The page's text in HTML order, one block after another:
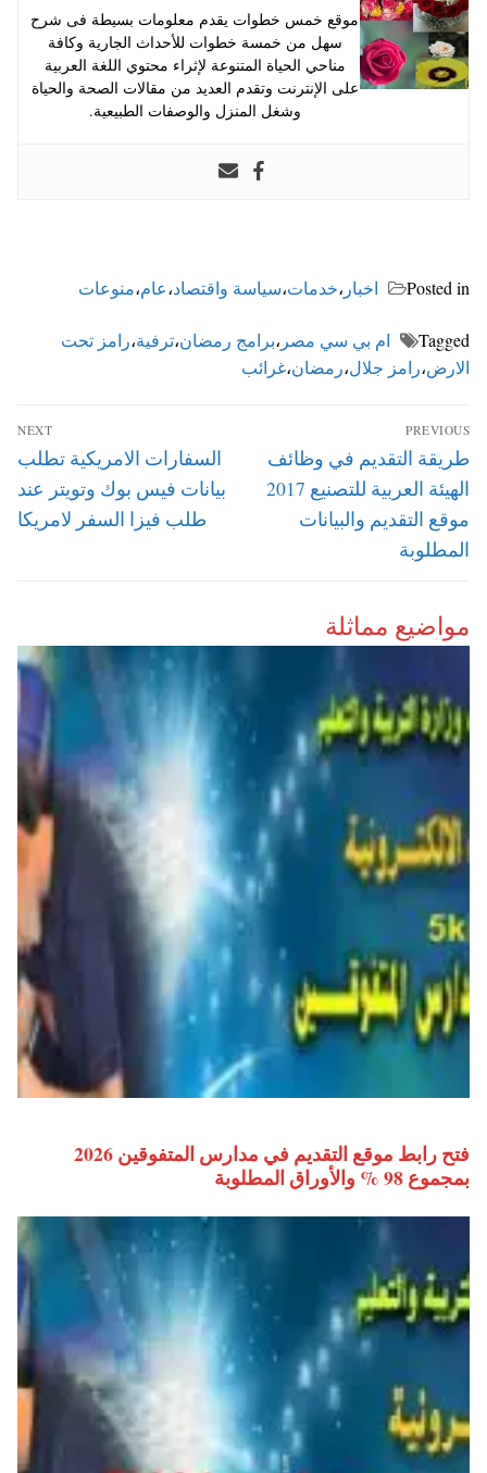
موقع خمس خطوات يقدم معلومات بسيطة فى شرح
سهل من خمسة خطوات للأحداث الجارية وكافة
مناحي الحياة المتنوعة لإثراء محتوي اللغة العربية
على الإنترنت وتقدم العديد من مقالات الصحة والحياة
وشغل المنزل والوصفات الطبيعية.
Posted in اخبار ،خدمات،سياسة واقتصاد،عام،منوعات
Tagged ام بي سي مصر ،برامج رمضان،ترفية،رامز تحت
الارض،رامز جلال،رمضان،غرائب
تصفّح
المقالات
PREVIOUS
Previous
post:
طريقة التقديم في وظائف
الهيئة العربية للتصنيع 2017
موقع التقديم والبيانات
المطلوبة
NEXT
Next
post:
السفارات الامريكية تطلب
بيانات فيس بوك وتويتر عند
طلب فيزا السفر لامريكا
مواضيع مماثلة
فتح رابط موقع التقديم في مدارس المتفوقين 2026
بمجموع 98 % والأوراق المطلوبة